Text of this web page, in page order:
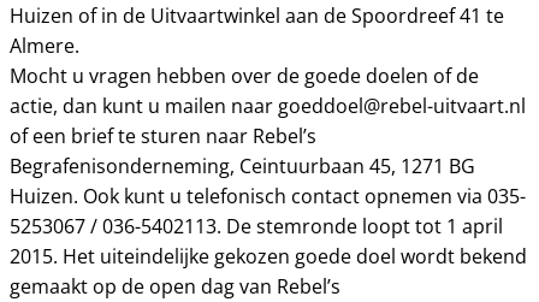
Huizen of in de Uitvaartwinkel aan de Spoordreef 41 te
Almere.
Mocht u vragen hebben over de goede doelen of de
actie, dan kunt u mailen naar goeddoel@rebel-uitvaart.nl
of een brief te sturen naar Rebel’s
Begrafenisonderneming, Ceintuurbaan 45, 1271 BG
Huizen. Ook kunt u telefonisch contact opnemen via 035-
5253067 / 036-5402113. De stemronde loopt tot 1 april
2015. Het uiteindelijke gekozen goede doel wordt bekend
gemaakt op de open dag van Rebel’s